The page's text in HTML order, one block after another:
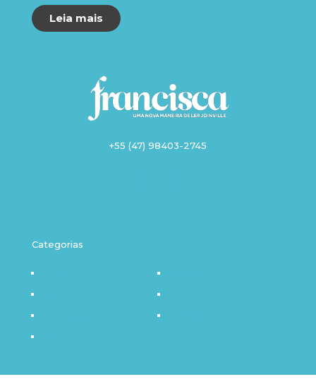
Leia mais
+55 (47) 98403-2745
Categorias